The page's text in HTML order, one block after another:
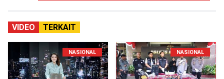
VIDEO TERKAIT
NASIONAL NASIONAL